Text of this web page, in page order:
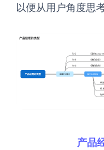
AI生成组织结构图
AI生成Smart分析
以便从用户角度思
产品